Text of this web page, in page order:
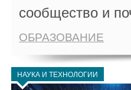
сообщество и
ОБРАЗОВАНИЕ
НАУКА И ТЕХНОЛОГИИ